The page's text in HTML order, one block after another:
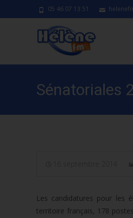
05 46 07 13 51
Sénatoriales
Les candidatures pour les
territoire français, 178